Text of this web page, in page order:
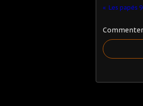
Les papés